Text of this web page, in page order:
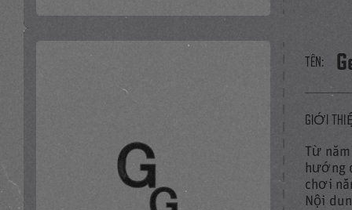
TÊN:
GIỚI
Từ
hướng
chơi
Nội
PHÁT TOÀN BỘ